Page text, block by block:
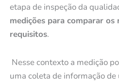
etapa de inspeção da
medições para comparar os
requisitos.
Nesse contexto a medição
uma coleta de informação